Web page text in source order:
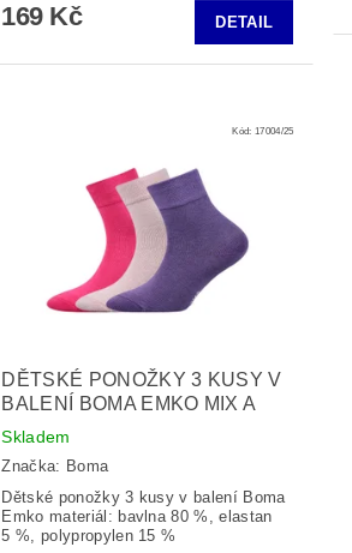
169 Kč DETAIL
Kód: 17004/25
DĚTSKÉ PONOŽKY 3 KUSY V
BALENÍ BOMA EMKO MIX A
Skladem
Značka: Boma
Dětské ponožky 3 kusy v balení Boma
Emko materiál: bavlna 80 %, elastan
5 %, polypropylen 15 %